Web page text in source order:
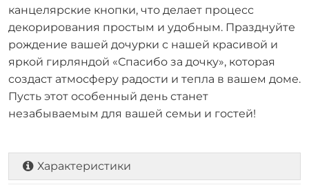
канцелярские кнопки, что делает процесс
декорирования простым и удобным. Празднуйте
рождение вашей дочурки с нашей красивой и
яркой гирляндой «Спасибо за дочку», которая
создаст атмосферу радости и тепла в вашем доме.
Пусть этот особенный день станет
незабываемым для вашей семьи и гостей!
Характеристики